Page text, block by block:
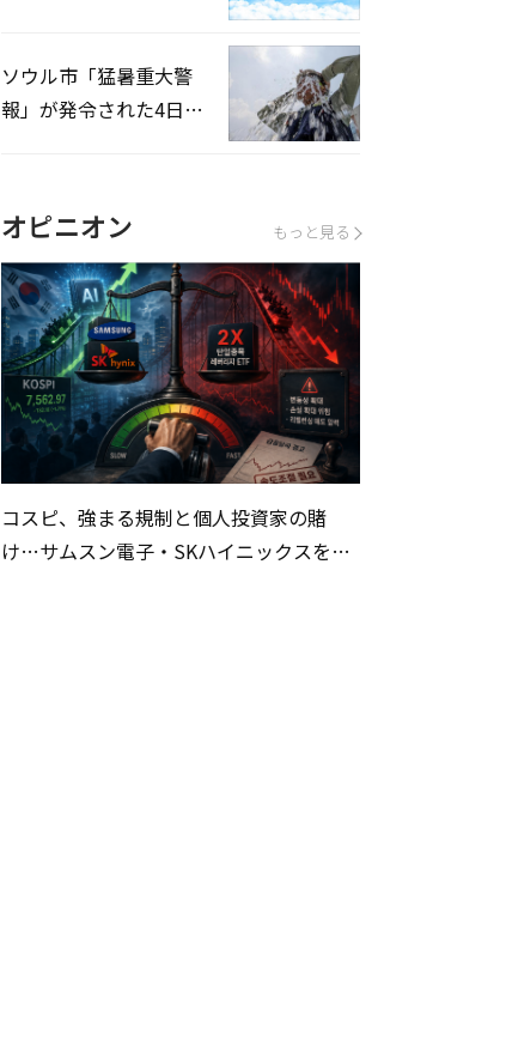
ソウル市「猛暑重大警
報」が発令された4日、
オピニオン もっと見る
コスピ、強まる規制と個人投資家の賭
け…サムスン電子・SKハイニックスを巡